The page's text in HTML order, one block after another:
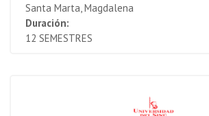
Santa Marta, Magdalena
Duración:
12 SEMESTRES